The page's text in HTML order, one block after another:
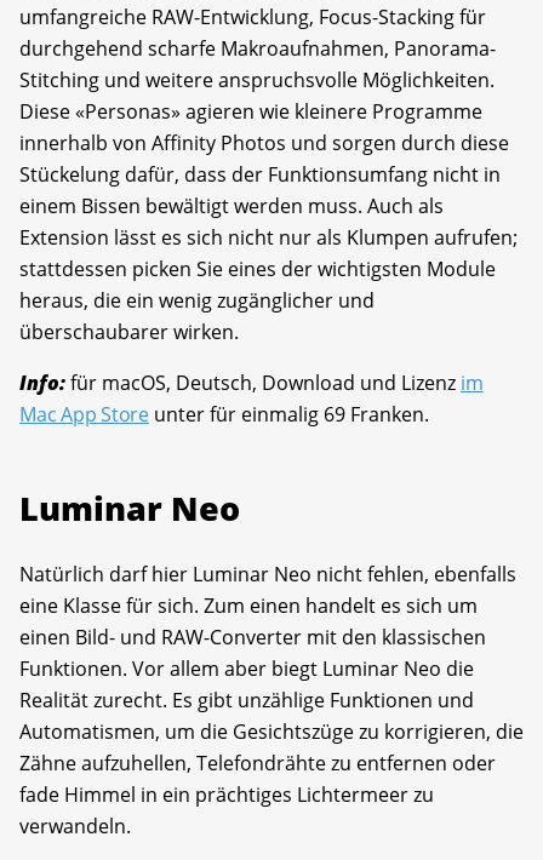
umfangreiche RAW-Entwicklung, Focus-Stacking für
durchgehend scharfe Makroaufnahmen, Pano­rama-
Stitching und weitere anspruchsvolle Möglichkeiten.
Diese «Personas» agieren wie kleinere Programme
innerhalb von Affinity Photos und sorgen durch diese
Stückelung dafür, dass der Funktionsumfang nicht in
einem Bissen bewältigt werden muss. Auch als
Extension lässt es sich nicht nur als Klumpen aufrufen;
stattdessen picken Sie eines der wichtigsten Module
heraus, die ein wenig zugänglicher und
überschaubarer wirken.
Info:für macOS, Deutsch, Download und ­Lizenz im
Mac App Storeunter für einmalig 69 Franken.
Luminar Neo
Natürlich darf hier Luminar Neo nicht fehlen, ebenfalls
eine Klasse für sich. Zum einen handelt es sich um
einen Bild- und RAW-Converter mit den klassischen
Funktionen. Vor allem aber biegt Luminar Neo die
Realität zurecht. Es gibt unzählige Funk­tionen und
Automatismen, um die Gesichtszüge zu korrigieren, die
Zähne aufzuhellen, Telefondrähte zu entfernen oder
fade Himmel in ein prächtiges Lichtermeer zu
verwandeln.